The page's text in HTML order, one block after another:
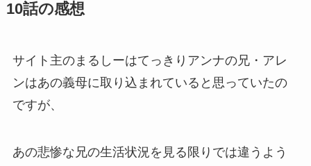
10話の感想
サイト主のまるしーはてっきりアンナの兄・アレ
ンはあの義母に取り込まれていると思っていたの
ですが、
あの悲惨な兄の生活状況を見る限りでは違うよう